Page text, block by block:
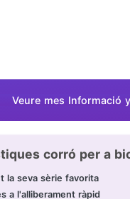
Veure mes Informació
corró per a
la seva sèrie favorita
a l'alliberament ràpid